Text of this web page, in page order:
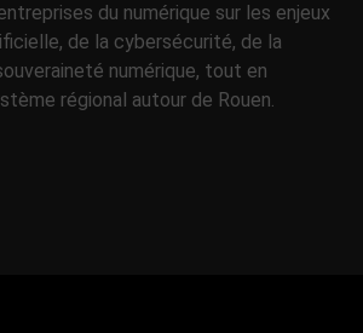
du numérique sur les enjeux
de la cybersécurité, de la
numérique, tout en
régional autour de Rouen.